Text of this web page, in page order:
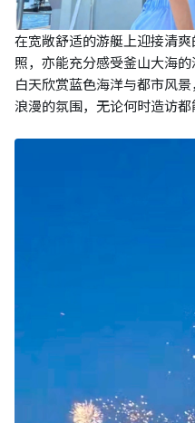
在宽敞舒适的游艇上迎接清
照，亦能充分感受釜山大海的
白天欣赏蓝色海洋与都市风
浪漫的氛围，无论何时造访都